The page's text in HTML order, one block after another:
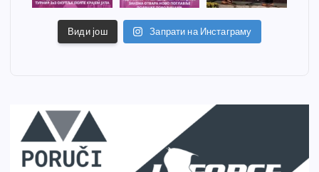
Види још Запрати на Инстаграму